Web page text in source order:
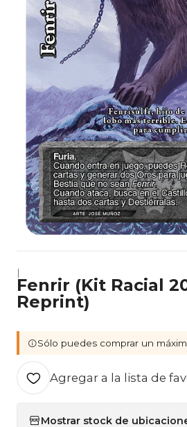
|
Fenrir (Kit Racial
Reprint)
Sólo puedes comprar un
Agregar a la lista de
Mostrar stock de